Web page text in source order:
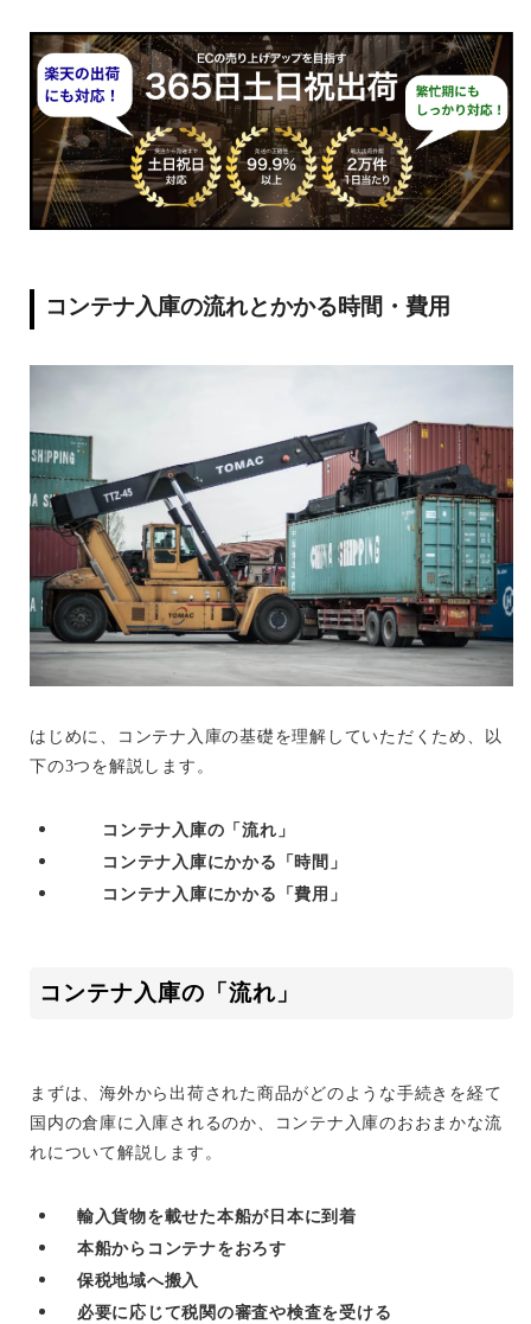
コンテナ入庫の流れとかかる時間・費用
はじめに、コンテナ入庫の基礎を理解していただくため、以
下の3つを解説します。
コンテナ入庫の「流れ」
コンテナ入庫にかかる「時間」
コンテナ入庫にかかる「費用」
コンテナ入庫の「流れ」
まずは、海外から出荷された商品がどのような手続きを経て
国内の倉庫に入庫されるのか、コンテナ入庫のおおまかな流
れについて解説します。
輸入貨物を載せた本船が日本に到着
本船からコンテナをおろす
保税地域へ搬入
必要に応じて税関の審査や検査を受ける